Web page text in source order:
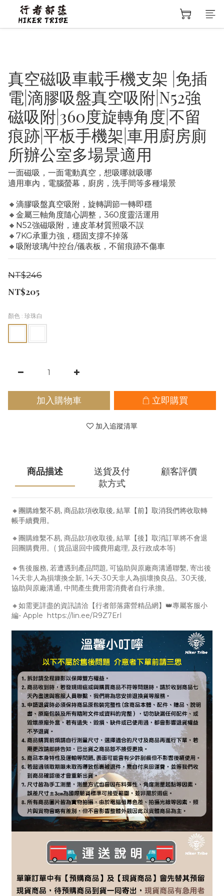
真空磁吸車載手機支架 |免插
電|滴膠吸盤真空吸附|N52強
磁吸附|360度旋轉角度|不留
痕跡|平板手機架|車用廚房廁
所辦公室多場景適用
一面磁吸，一面電動真空，想吸哪就吸哪
適用車內，電腦螢幕，廚房，洗手間等多種場景
🔸滴膠吸盤真空吸附，旋轉調節一轉即穩
🔸金屬三軸角度隨心調整，360度靈活運用
🔸N52強磁吸附，連皮革材質照吸不誤
🔸7KG承重力強，穩固支撐不掉落
🔸吸附玻璃/中控台/儀表板，不留痕跡不傷車
NT$246
NT$205
顏色 : 珍珠白
加入購物車 立即購買
加入追蹤清單
商品描述
送貨及付
款方式
顧客評價
🔸團購維繫不易, 商品款項收取後, 結單【前】取消我們將收取轉
帳手續費用。
🔸團購維繫不易, 商品款項收取後, 結單【後】取消訂單將不會退
回團購費用。( 貨品退回中國費用處理, 及行政成本等)
🔸售後服務, 若遭遇到產品問題, 可協助與原廠商溝通聯繫, 寄出後
14天非人為損壞換全新, 14天-30天非人為損壞換良品。30天後,
協助與原廠溝通, 中間產生費用需消費者自行承擔。
🔸如需更詳盡的資訊請洽【行者部落露營精品網】👑專屬客服小
編- Apple https://lin.ee/R9Z7ErI